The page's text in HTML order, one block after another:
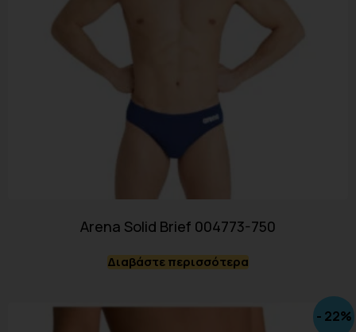
Arena Solid Brief 004773-750
Διαβάστε περισσότερα
- 22%